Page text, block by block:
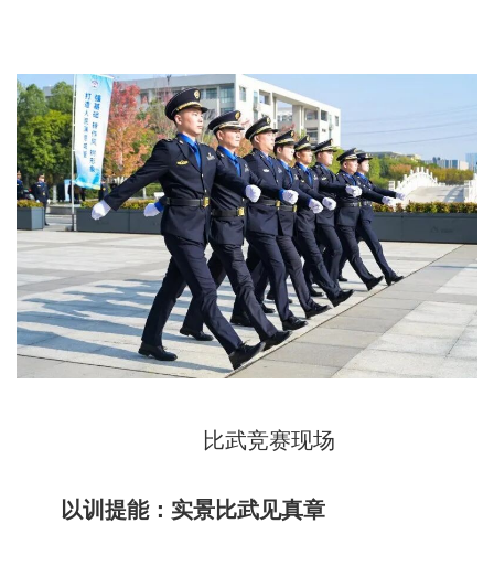
比武竞赛现场
以训 提能：实景比武见真章